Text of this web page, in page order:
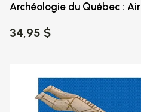
Archéologie du Québec : Air
34,95 $